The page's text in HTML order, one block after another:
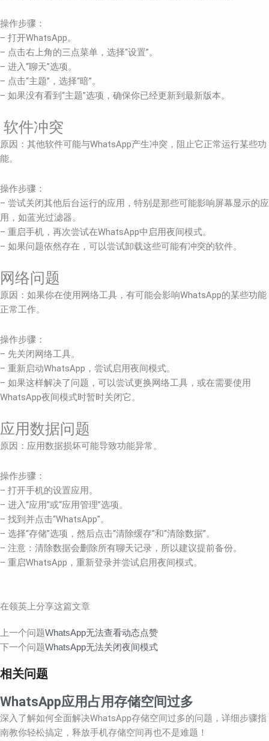
操作步骤：
– 打开WhatsApp。
– 点击右上角的三点菜单，选择“设置”。
– 进入“聊天”选项。
– 点击“主题”，选择“暗”。
– 如果没有看到“主题”选项，确保你已经更新到最新版本。
软件冲突
原因：其他软件可能与WhatsApp产生冲突，阻止它正常运行某些功
能。
操作步骤：
– 尝试关闭其他后台运行的应用，特别是那些可能影响屏幕显示的应
用，如蓝光过滤器。
– 重启手机，再次尝试在WhatsApp中启用夜间模式。
– 如果问题依然存在，可以尝试卸载这些可能有冲突的软件。
网络问题
原因：如果你在使用网络工具，有可能会影响WhatsApp的某些功能
正常工作。
操作步骤：
– 先关闭网络工具。
– 重新启动WhatsApp，尝试启用夜间模式。
– 如果这样解决了问题，可以尝试更换网络工具，或在需要使用
WhatsApp夜间模式时暂时关闭它。
应用数据问题
原因：应用数据损坏可能导致功能异常。
操作步骤：
– 打开手机的设置应用。
– 进入“应用”或“应用管理”选项。
– 找到并点击“WhatsApp”。
– 选择“存储”选项，然后点击“清除缓存”和“清除数据”。
– 注意：清除数据会删除所有聊天记录，所以建议提前备份。
– 重启WhatsApp，重新登录并尝试启用夜间模式。
在领英上分享这篇文章
Prev
上一个问题WhatsApp无法查看动态点赞
下一个问题WhatsApp无法关闭夜间模式
Next
相关问题
WhatsApp应用占用存储空间过多
深入了解如何全面解决WhatsApp存储空间过多的问题，详细步骤指
南教你轻松搞定，释放手机存储空间再也不是难题！